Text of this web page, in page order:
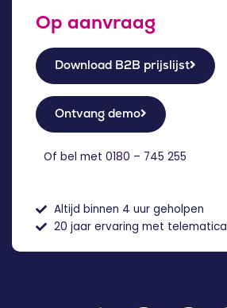
Op aanvraag
Download B2B prijslijst
Ontvang demo
Of bel met 0180 – 745 255
Altijd binnen 4 uur geholpen
20 jaar ervaring met telematica